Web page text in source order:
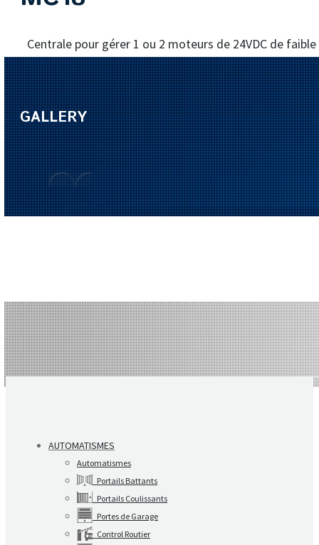
Centrale pour gérer 1 ou 2 moteurs de 24VDC de
GALLERY
AUTOMATISMES
Automatismes
Portails Battants
Portails Coulissants
Portes de Garage
Control Routier